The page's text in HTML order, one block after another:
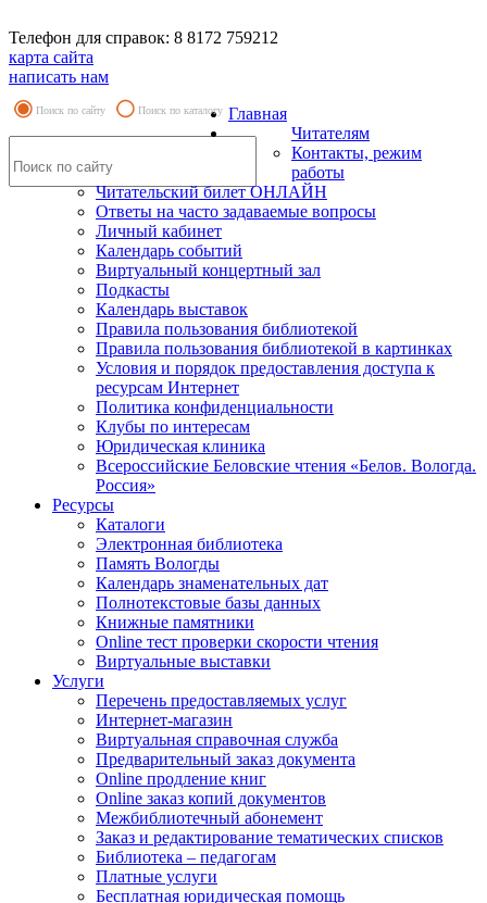
Телефон для справок: 8 8172 759212
карта сайта
написать нам
Поиск по сайту Поиск по каталогу Главная
Читателям
Контакты, режим
работы
Читательский билет ОНЛАЙН
Ответы на часто задаваемые вопросы
Личный кабинет
Календарь событий
Виртуальный концертный зал
Подкасты
Календарь выставок
Правила пользования библиотекой
Правила пользования библиотекой в картинках
Условия и порядок предоставления доступа к
ресурсам Интернет
Политика конфиденциальности
Клубы по интересам
Юридическая клиника
Всероссийские Беловские чтения «Белов. Вологда.
Россия»
Ресурсы
Каталоги
Электронная библиотека
Память Вологды
Календарь знаменательных дат
Полнотекстовые базы данных
Книжные памятники
Online тест проверки скорости чтения
Виртуальные выставки
Услуги
Перечень предоставляемых услуг
Интернет-магазин
Виртуальная справочная служба
Предварительный заказ документа
Online продление книг
Online заказ копий документов
Межбиблиотечный абонемент
Заказ и редактирование тематических списков
Библиотека – педагогам
Платные услуги
Бесплатная юридическая помощь